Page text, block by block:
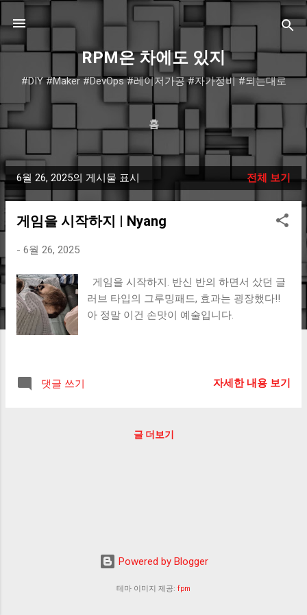
RPM은 차에도 있지
#DIY #Maker #DevOps #레이저가공 #자가정비 #되는대로
홈
글
6월 26, 2025의 게시물 표시 전체 보기
게임을 시작하지 | Nyang
- 6월 26, 2025
게임을 시작하지. 반신 반의 하면서 샀던 글
러브 타입의 그루밍패드, 효과는 굉장했다!!
아 정말 이건 손맛이 예술입니다.
댓글 쓰기 자세한 내용 보기
글 더보기
Powered by Blogger
테마 이미지 제공: fpm